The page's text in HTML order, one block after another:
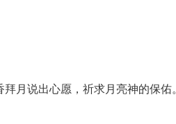
月说出心愿，祈求月亮神的保佑。